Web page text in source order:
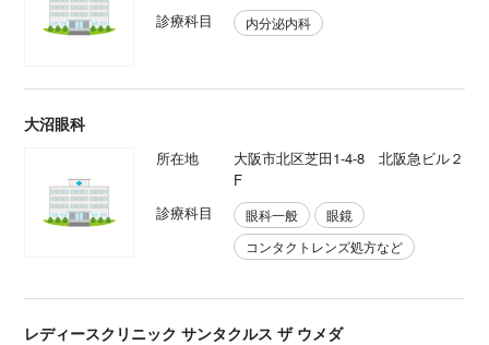
診療科目
内分泌内科
大沼眼科
所在地
大阪市北区芝田1-4-8 北阪急ビル２
F
診療科目
眼科一般
眼鏡
コンタクトレンズ処方など
レディースクリニック サンタクルス ザ ウメダ